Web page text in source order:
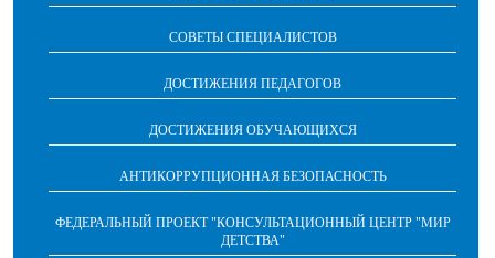
СОВЕТЫ СПЕЦИАЛИСТОВ
ДОСТИЖЕНИЯ ПЕДАГОГОВ
ДОСТИЖЕНИЯ ОБУЧАЮЩИХСЯ
АНТИКОРРУПЦИОННАЯ БЕЗОПАСНОСТЬ
ФЕДЕРАЛЬНЫЙ ПРОЕКТ "КОНСУЛЬТАЦИОННЫЙ ЦЕНТР "МИР
ДЕТСТВА"